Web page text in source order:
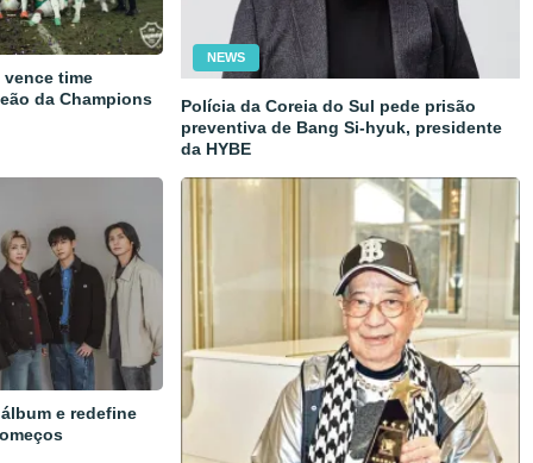
time
da Champions
NEWS
Polícia da Coreia do Sul pede prisão
preventiva de Bang Si-hyuk, presidente
da HYBE
e redefine